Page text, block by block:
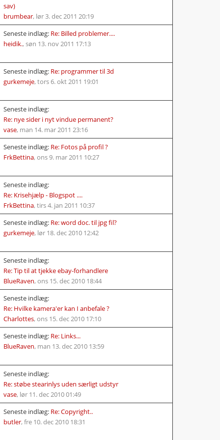
sav)
brumbear, lør 3. dec 2011 20:19
Seneste indlæg: Re: Billed problemer....
heidik., søn 13. nov 2011 17:13
Seneste indlæg: Re: programmer til 3d
gurkemeje, tors 6. okt 2011 19:01
Seneste indlæg:
Re: nye sider i nyt vindue permanent?
vase, man 14. mar 2011 23:16
Seneste indlæg: Re: Fotos på profil ?
FrkBettina, ons 9. mar 2011 10:27
Seneste indlæg:
Re: Krisehjælp - Blogspot ....
FrkBettina, tirs 4. jan 2011 10:37
Seneste indlæg: Re: word doc. til jpg fil?
gurkemeje, lør 18. dec 2010 12:42
Seneste indlæg:
Re: Tip til at tjekke ebay-forhandlere
BlueRaven, ons 15. dec 2010 18:44
Seneste indlæg:
Re: Hvilke kamera'er kan I anbefale ?
Charlottes, ons 15. dec 2010 17:10
Seneste indlæg: Re: Links...
BlueRaven, man 13. dec 2010 13:59
Seneste indlæg:
Re: støbe stearinlys uden særligt udstyr
vase, lør 11. dec 2010 01:49
Seneste indlæg: Re: Copyright..
butler, fre 10. dec 2010 18:31